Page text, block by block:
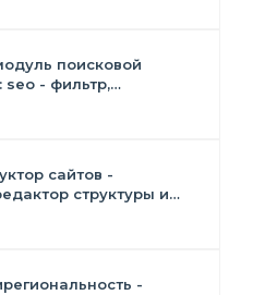
поисковой
seo - фильтр,
сайтов -
структуры и
-